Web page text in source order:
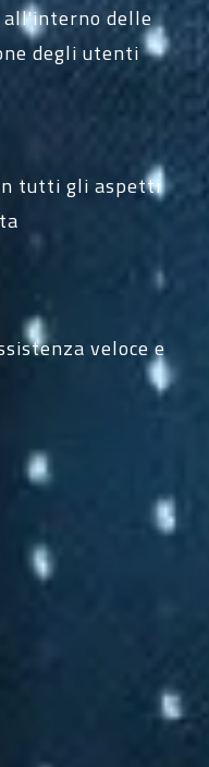
all'interno delle
degli utenti
tutti gli aspetti
veloce e